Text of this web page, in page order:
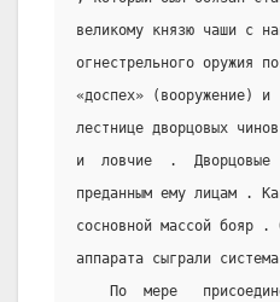
великому князю чаши с
огнестрельного оружия
«доспех» (вооружение)
лестнице дворцовых
и  ловчие  .  Дворцовые
преданным ему лицам .
сосновной массой бояр .
аппарата сыграли
По  мере